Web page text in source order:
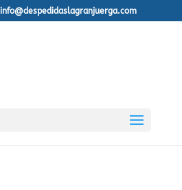
info@despedidaslagranjuerga.com